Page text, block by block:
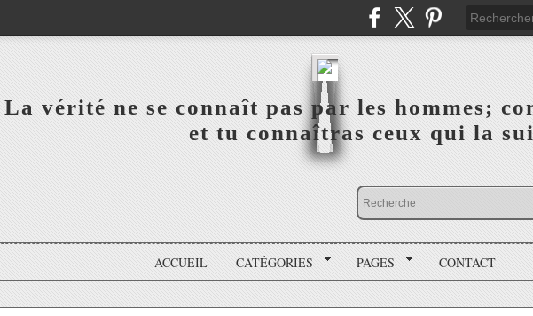
La vérité ne se connaît pas par les hommes;
et tu connaîtras ceux qui la
ACCUEIL CATÉGORIES PAGES CONTACT